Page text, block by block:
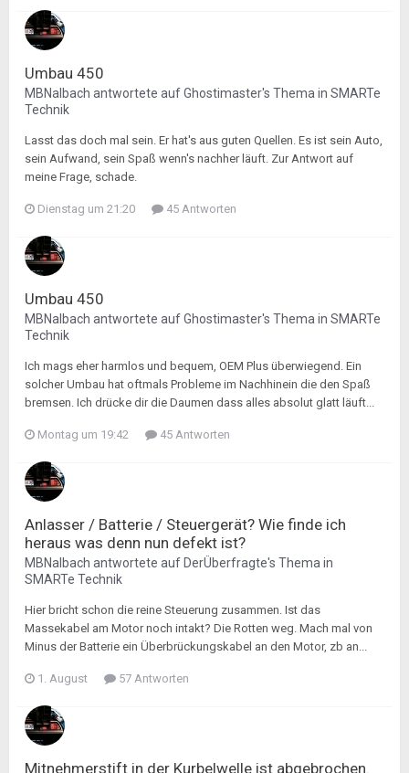
Umbau 450
MBNalbach antwortete aufGhostimaster's Thema in SMARTe
Technik
Lasst das doch mal sein. Er hat's aus guten Quellen. Es ist sein Auto,
sein Aufwand, sein Spaß wenn's nachher läuft. Zur Antwort auf
meine Frage, schade.
Dienstag um 21:20 45 Antworten
Umbau 450
MBNalbach antwortete aufGhostimaster's Thema in SMARTe
Technik
Ich mags eher harmlos und bequem, OEM Plus überwiegend. Ein
solcher Umbau hat oftmals Probleme im Nachhinein die den Spaß
bremsen. Ich drücke dir die Daumen dass alles absolut glatt läuft...
Montag um 19:42 45 Antworten
Anlasser / Batterie / Steuergerät? Wie finde ich
heraus was denn nun defekt ist?
MBNalbach antwortete auf DerÜberfragte's Thema in
SMARTe Technik
Hier bricht schon die reine Steuerung zusammen. Ist das
Massekabel am Motor noch intakt? Die Rotten weg. Mach mal von
Minus der Batterie ein Überbrückungskabel an den Motor, zb an...
1. August 57 Antworten
Mitnehmerstift in der Kurbelwelle ist abgebrochen.